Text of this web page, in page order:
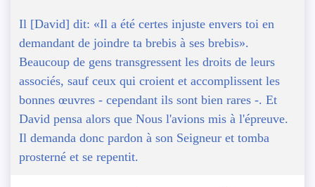
Il [David] dit: «Il a été certes injuste envers toi en
demandant de joindre ta brebis à ses brebis».
Beaucoup de gens transgressent les droits de leurs
associés, sauf ceux qui croient et accomplissent les
bonnes œuvres - cependant ils sont bien rares -. Et
David pensa alors que Nous l'avions mis à l'épreuve.
Il demanda donc pardon à son Seigneur et tomba
prosterné et se repentit.